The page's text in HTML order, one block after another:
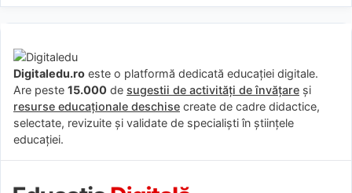
Digitaledu.ro este o platformă dedicată educației digitale.
Are peste 15.000 de sugestii de activități de învățare și
resurse educaționale deschise create de cadre didactice,
selectate, revizuite și validate de specialiști în științele
educației.